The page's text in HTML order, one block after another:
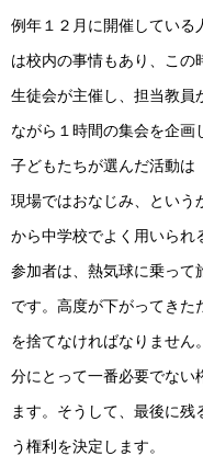
例年１２月に開催している
は校内の事情もあり、この
生徒会が主催し、担当教員
ながら１時間の集会を企画
子どもたちが選んだ活動は
現場ではおなじみ、という
から中学校でよく用いられ
参加者は、熱気球に乗って
です。高度が下がってきた
を捨てなければなりません
分にとって一番必要でない
ます。そうして、最後に残
う権利を決定します。